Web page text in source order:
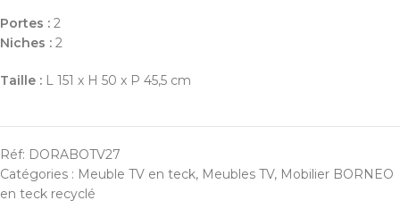
Portes : 2
Niches : 2
Taille : L 151 x H 50 x P 45,5 cm
Réf: DORABOTV27
Catégories : Meuble TV en teck, Meubles TV, Mobilier BORNEO
en teck recyclé